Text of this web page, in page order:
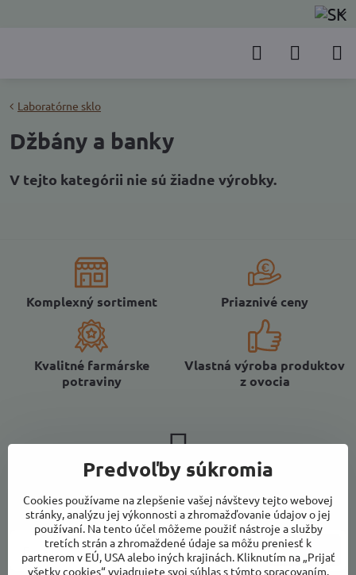
Laboratórne sklo
Džbány a banky
Komplexný sortiment Priaznivé ceny
Kvalitné farmárske
potraviny
Vlastná výroba produktov
z ovocia
Newsletter
Odoberať naše novinky:
Odoberať
Predvoľby súkromia
Cookies používame na zlepšenie vašej návštevy tejto webovej
stránky, analýzu jej výkonnosti a zhromažďovanie údajov o jej
používaní. Na tento účel môžeme použiť nástroje a služby
tretích strán a zhromaždené údaje sa môžu preniesť k
partnerom v EÚ, USA alebo iných krajinách. Kliknutím na „Prijať
všetky cookies“ vyjadrujete svoj súhlas s týmto spracovaním.